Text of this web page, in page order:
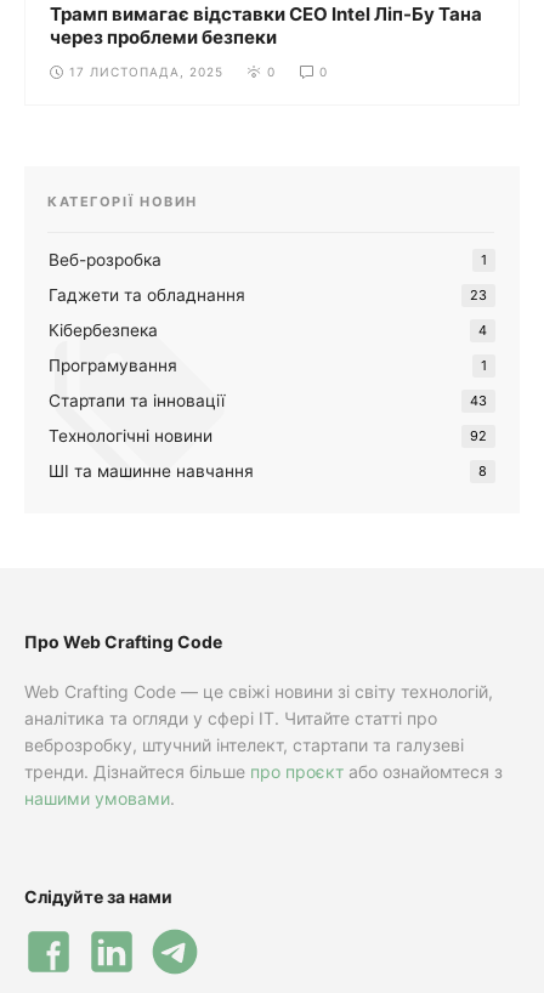
Трамп вимагає відставки CEO Intel Ліп-Бу Тана
через проблеми безпеки
17 ЛИСТОПАДА, 2025 0 0
КАТЕГОРІЇ НОВИН
Веб-розробка 1
Гаджети та обладнання 23
Кібербезпека 4
Програмування 1
Стартапи та інновації 43
Технологічні новини 92
ШІ та машинне навчання 8
Про Web Crafting Code
Web Crafting Code — це свіжі новини зі світу технологій,
аналітика та огляди у сфері IT. Читайте статті про
веброзробку, штучний інтелект, стартапи та галузеві
тренди. Дізнайтеся більше про проєкт або ознайомтеся з
нашими умовами.
Слідуйте за нами